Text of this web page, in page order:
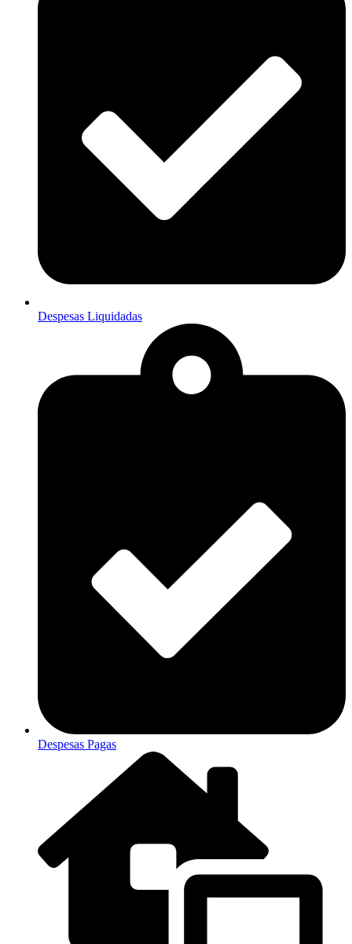
Despesas Liquidadas
Despesas Pagas